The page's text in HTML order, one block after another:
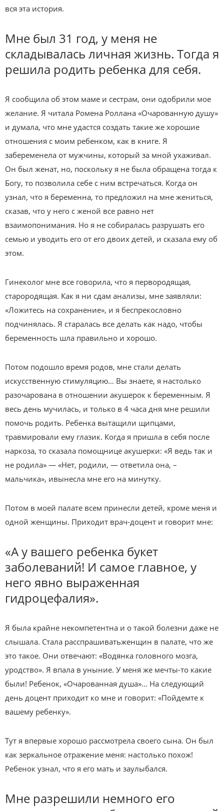
вся эта история.
Мне был 31 год, у меня не
складывалась личная жизнь. Тогда я
решила родить ребенка для себя.
Я сообщила об этом маме и сестрам, они одобрили мое
желание. Я читала Ромена Роллана «Очарованную душу»
и думала, что мне удастся создать такие же хорошие
отношения с моим ребенком, как в книге. Я
забеременела от мужчины, который за мной ухаживал.
Он был женат, но, поскольку я не была обращена тогда к
Богу, то позволила себе с ним встречаться. Когда он
узнал, что я беременна, то предложил на мне жениться,
сказав, что у него с женой все равно нет
взаимопонимания. Но я не собиралась разрушать его
семью и уводить его от его двоих детей, и сказала ему об
этом.
Гинеколог мне все говорила, что я первородящая,
старородящая. Как я ни сдам анализы, мне заявляли:
«Ложитесь на сохранение», и я беспрекословно
подчинялась. Я старалась все делать как надо, чтобы
беременность шла правильно и хорошо.
Потом подошло время родов, мне стали делать
искусственную стимуляцию… Вы знаете, я настолько
разочарована в отношении акушерок к беременным. Я
весь день мучилась, и только в 4 часа дня мне решили
помочь родить. Ребенка вытащили щипцами,
травмировали ему глазик. Когда я пришла в себя после
наркоза, то сказала помощнице акушерки: «Я ведь так и
не родила» — «Нет, родили, — ответила она, –
мальчика», ивынесла мне его на минутку.
Потом в моей палате всем принесли детей, кроме меня и
одной женщины. Приходит врач-доцент и говорит мне:
«А у вашего ребенка букет
заболеваний! И самое главное, у
него явно выраженная
гидроцефалия».
Я была крайне некомпетентна и о такой болезни даже не
слышала. Стала расспрашиватьженщин в палате, что же
это такое. Они отвечают: «Водянка головного мозга,
уродство». Я впала в уныние. У меня же мечты-то какие
были! Ребенок, «Очарованная душа»… На следующий
день доцент приходит ко мне и говорит: «Пойдемте к
вашему ребенку».
Тут я впервые хорошо рассмотрела своего сына. Он был
как зеркальное отражение меня: настолько похож!
Ребенок узнал, что я его мать и заулыбался.
Мне разрешили немного его